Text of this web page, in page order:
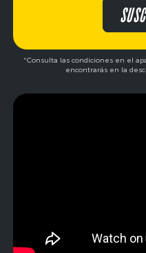
¡No tendrás excusas!
*Consulta las condiciones en el
encontrarás en la